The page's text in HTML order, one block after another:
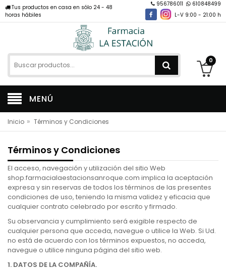
Tus productos en casa en sólo 24 - 48
horas hábiles
956786011
610848499
L-V 9:00 - 21:00 h
0
MENÚ
Inicio » Términos y Condiciones
Términos y Condiciones
El acceso, navegación y utilización del sitio Web
shop.farmacialaestacionsanroque.com implica la aceptación
expresa y sin reservas de todos los términos de las presentes
condiciones de uso, teniendo la misma validez y eficacia que
cualquier contrato celebrado por escrito y firmado.
Su observancia y cumplimiento será exigible respecto de
cualquier persona que acceda, navegue o utilice la Web. Si Ud.
no está de acuerdo con los términos expuestos, no acceda,
navegue o utilice ninguna página del sitio web.
1. DATOS DE LA COMPAÑÍA.